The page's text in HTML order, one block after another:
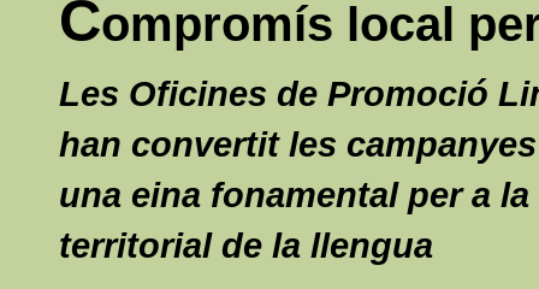
Compromís local
Les Oficines de Promoció
han convertit les
una eina fonamental per a
territorial de la llengua